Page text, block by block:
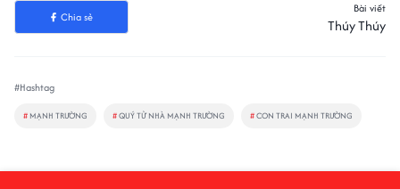
Chia sẻ
Bài viết
Thúy Thúy
#Hashtag
# MẠNH TRƯỜNG #QUÝ TỬ NHÀ MẠNH TRƯỜNG #CON TRAI MẠNH TRƯỜNG